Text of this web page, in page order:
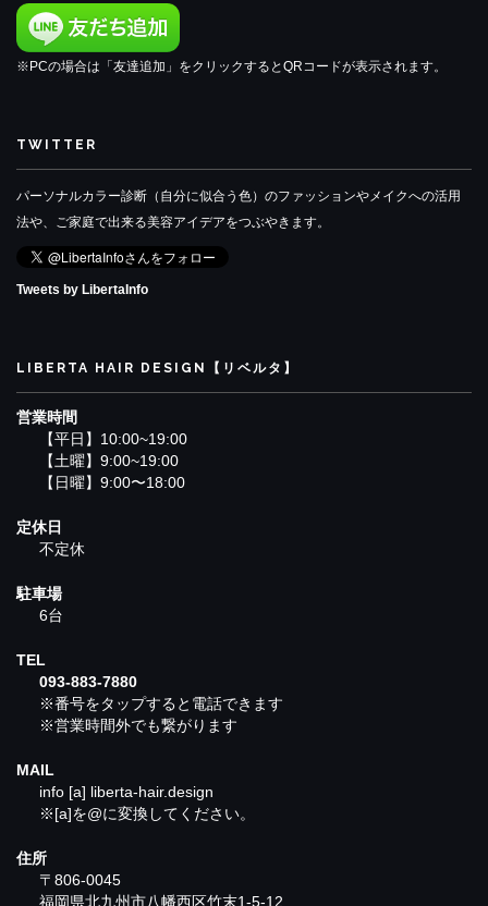
※PCの場合は「友達追加」をクリックするとQRコードが表示されます。
TWITTER
パーソナルカラー診断（自分に似合う色）のファッションやメイクへの活用
法や、ご家庭で出来る美容アイデアをつぶやきます。
Tweets by LibertaInfo
LIBERTA HAIR DESIGN【リベルタ】
営業時間
【平日】10:00~19:00
【土曜】9:00~19:00
【日曜】9:00〜18:00
定休日
不定休
駐車場
6台
TEL
093-883-7880
※番号をタップすると電話できます
※営業時間外でも繋がります
MAIL
info [a] liberta-hair.design
※[a]を@に変換してください。
住所
〒806-0045
福岡県北九州市八幡西区竹末1-5-12